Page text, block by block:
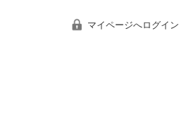
マイページへログイン